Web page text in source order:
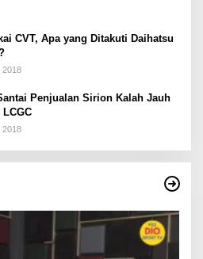
CVT, Apa yang Ditakuti Daihatsu
2018
Penjualan Sirion Kalah Jauh
2018